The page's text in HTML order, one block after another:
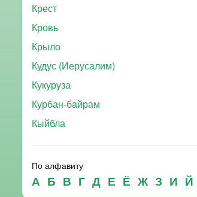
Крест
Кровь
Крыло
Кудус (Иерусалим)
Кукуруза
Курбан-байрам
Кыйбла
По алфавиту
А Б В Г Д Е Ё Ж З И Й